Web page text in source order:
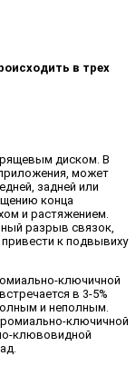
в трех
диском. В
может
задней или
конца
и растяжением.
разрыв связок,
к подвывиху
ключичной
в 3-5%
и неполным.
ключичной
клювовидной